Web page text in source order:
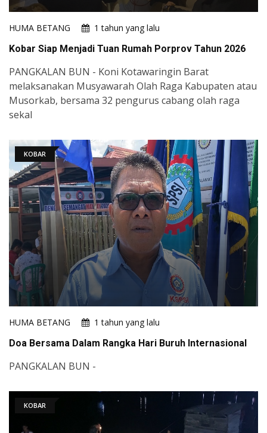
HUMA BETANG
1 tahun yang lalu
Kobar Siap Menjadi Tuan Rumah Porprov Tahun 2026
PANGKALAN BUN - Koni Kotawaringin Barat
melaksanakan Musyawarah Olah Raga Kabupaten atau
Musorkab, bersama 32 pengurus cabang olah raga
sekal
KOBAR
HUMA BETANG
1 tahun yang lalu
Doa Bersama Dalam Rangka Hari Buruh Internasional
PANGKALAN BUN -
KOBAR